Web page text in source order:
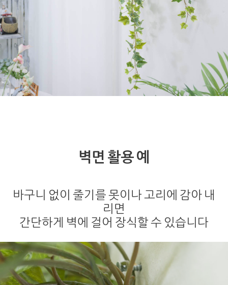
벽면 활용 예
바구니 없이 줄기를 못이나 고리에 감아 내
리면
간단하게 벽에 걸어 장식할 수 있습니다